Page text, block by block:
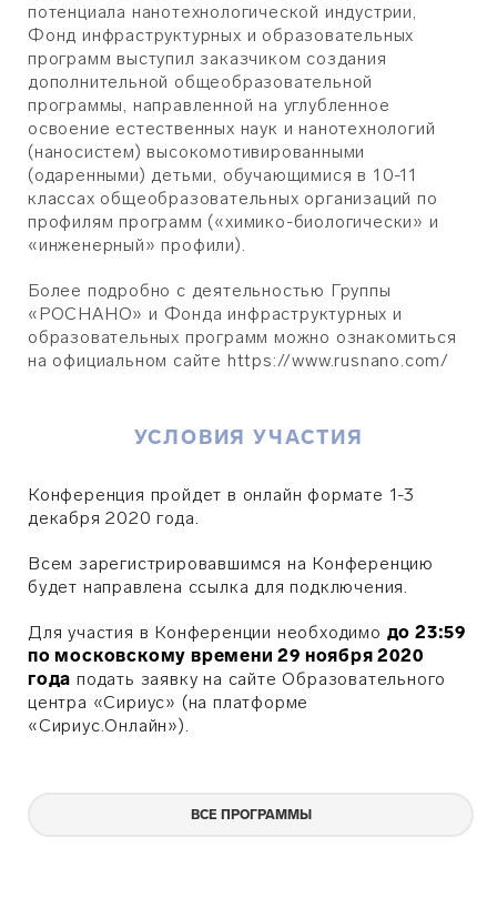
потенциала нанотехнологической индустрии,
Фонд инфраструктурных и образовательных
программ выступил заказчиком создания
дополнительной общеобразовательной
программы, направленной на углубленное
освоение естественных наук и нанотехнологий
(наносистем) высокомотивированными
(одаренными) детьми, обучающимися в 10-11
классах общеобразовательных организаций по
профилям программ («химико-биологически» и
«инженерный» профили).
Более подробно с деятельностью Группы
«РОСНАНО» и Фонда инфраструктурных и
образовательных программ можно ознакомиться
на официальном сайте https://www.rusnano.com/
УСЛОВИЯ УЧАСТИЯ
Конференция пройдет в онлайн формате 1-3
декабря 2020 года.
Всем зарегистрировавшимся на Конференцию
будет направлена ссылка для подключения.
Для участия в Конференции необходимо до 23:59
по московскому времени 29 ноября 2020
года подать заявку на сайте Образовательного
центра «Сириус» (на платформе
«Сириус.Онлайн»).
ВСЕ ПРОГРАММЫ